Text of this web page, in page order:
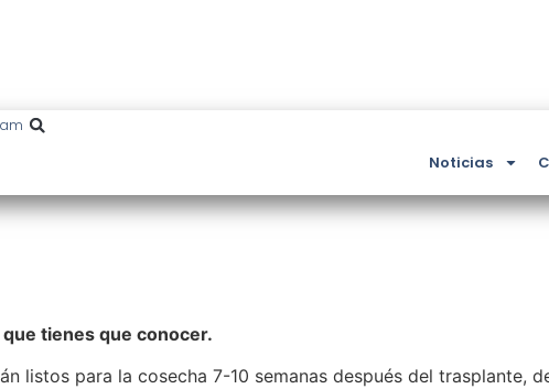
Noticias
tienes que conocer.
listos para la cosecha 7-10 semanas después del trasplante,